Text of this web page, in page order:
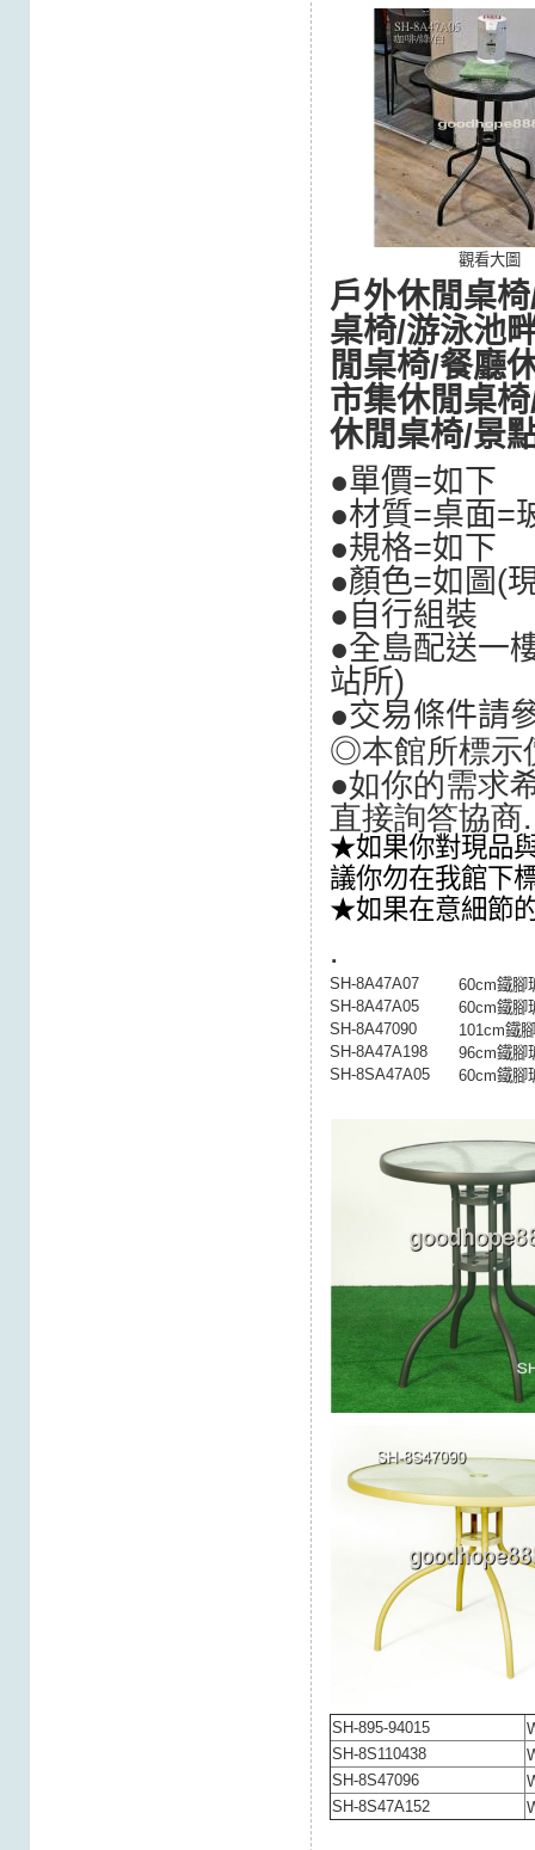
觀看大圖
戶外休閒桌
桌椅/游泳池
閒桌椅/餐廳
市集休閒桌
休閒桌椅/景
●單價=如
●材質=桌面=
●規格=如下
●顏色=如圖(
●自行組裝
●全島配送一
站所)
●交易條件請
◎本館所標示
●如你的需求
直接詢答協商.
★如果你對現品
議你勿在我館下
★如果在意細節
.
SH-8A47A07
60cm鐵腳
SH-8A47A05
60cm鐵腳
SH-8A47090
101cm鐵
SH-8A47A198
96cm鐵腳
SH-8SA47A05
60cm鐵腳
SH-895-94015
SH-8S110438
SH-8S47096
SH-8S47A152